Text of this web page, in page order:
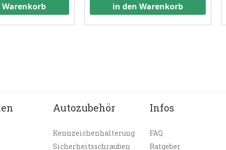
Warenkorb in den Warenkorb
Autozubehör
Kennzeichenhalterung
Sicherheitsschrauben
Infos
FAQ
Ratgeber